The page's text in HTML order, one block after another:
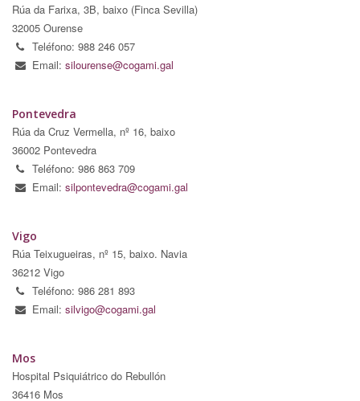
Rúa da Farixa, 3B, baixo (Finca Sevilla)
32005 Ourense
Teléfono: 988 246 057
Email: silourense@cogami.gal
Pontevedra
Rúa da Cruz Vermella, nº 16, baixo
36002 Pontevedra
Teléfono: 986 863 709
Email: silpontevedra@cogami.gal
Vigo
Rúa Teixugueiras, nº 15, baixo. Navia
36212 Vigo
Teléfono: 986 281 893
Email: silvigo@cogami.gal
Mos
Hospital Psiquiátrico do Rebullón
36416 Mos